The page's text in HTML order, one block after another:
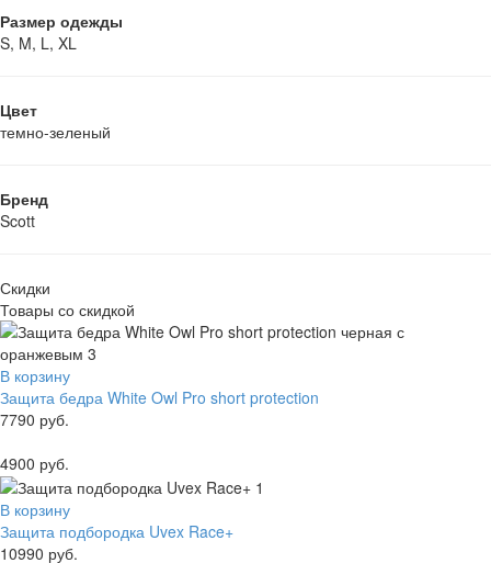
Размер одежды
S, M, L, XL
Цвет
темно-зеленый
Бренд
Scott
Скидки
Товары со скидкой
В корзину
Защита бедра White Owl Pro short protection
7790 руб.
4900 руб.
В корзину
Защита подбородка Uvex Race+
10990 руб.